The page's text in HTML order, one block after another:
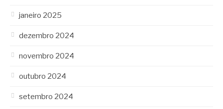
janeiro 2025
dezembro 2024
novembro 2024
outubro 2024
setembro 2024